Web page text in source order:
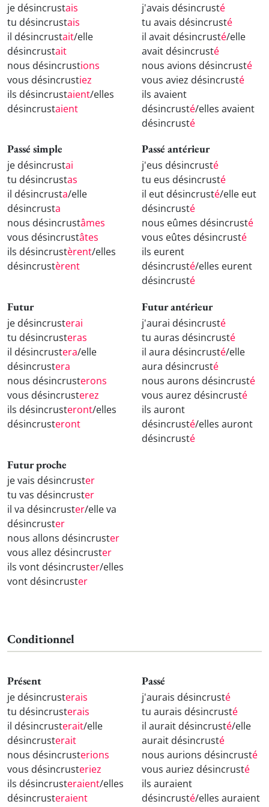
je désincrustais
tu désincrustais
il désincrustait/elle
désincrustait
nous désincrustions
vous désincrustiez
ils désincrustaient/elles
désincrustaient
j'avais désincrusté
tu avais désincrusté
il avait désincrusté/elle
avait désincrusté
nous avions désincrusté
vous aviez désincrusté
ils avaient
désincrusté/elles avaient
désincrusté
Passé simple
je désincrustai
tu désincrustas
il désincrusta/elle
désincrusta
nous désincrustâmes
vous désincrustâtes
ils désincrustèrent/elles
désincrustèrent
Passé antérieur
j'eus désincrusté
tu eus désincrusté
il eut désincrusté/elle eut
désincrusté
nous eûmes désincrusté
vous eûtes désincrusté
ils eurent
désincrusté/elles eurent
désincrusté
Futur
je désincrusterai
tu désincrusteras
il désincrustera/elle
désincrustera
nous désincrusterons
vous désincrusterez
ils désincrusteront/elles
désincrusteront
Futur antérieur
j'aurai désincrusté
tu auras désincrusté
il aura désincrusté/elle
aura désincrusté
nous aurons désincrusté
vous aurez désincrusté
ils auront
désincrusté/elles auront
désincrusté
Futur proche
je vais désincruster
tu vas désincruster
il va désincruster/elle va
désincruster
nous allons désincruster
vous allez désincruster
ils vont désincruster/elles
vont désincruster
Conditionnel
Présent
je désincrusterais
tu désincrusterais
il désincrusterait/elle
désincrusterait
nous désincrusterions
vous désincrusteriez
ils désincrusteraient/elles
désincrusteraient
Passé
j'aurais désincrusté
tu aurais désincrusté
il aurait désincrusté/elle
aurait désincrusté
nous aurions désincrusté
vous auriez désincrusté
ils auraient
désincrusté/elles auraient